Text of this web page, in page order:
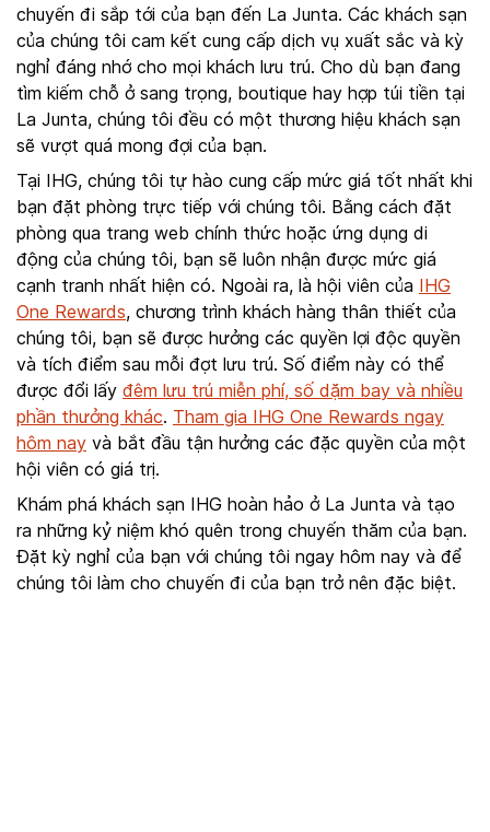
chuyến đi sắp tới của bạn đến La Junta. Các khách sạn
của chúng tôi cam kết cung cấp dịch vụ xuất sắc và kỳ
nghỉ đáng nhớ cho mọi khách lưu trú. Cho dù bạn đang
tìm kiếm chỗ ở sang trọng, boutique hay hợp túi tiền tại
La Junta, chúng tôi đều có một thương hiệu khách sạn
sẽ vượt quá mong đợi của bạn.
Tại IHG, chúng tôi tự hào cung cấp mức giá tốt nhất khi
bạn đặt phòng trực tiếp với chúng tôi. Bằng cách đặt
phòng qua trang web chính thức hoặc ứng dụng di
động của chúng tôi, bạn sẽ luôn nhận được mức giá
cạnh tranh nhất hiện có. Ngoài ra, là hội viên của IHG
One Rewards, chương trình khách hàng thân thiết của
chúng tôi, bạn sẽ được hưởng các quyền lợi độc quyền
và tích điểm sau mỗi đợt lưu trú. Số điểm này có thể
được đổi lấy đêm lưu trú miễn phí, số dặm bay và nhiều
phần thưởng khác. Tham gia IHG One Rewards ngay
hôm nay và bắt đầu tận hưởng các đặc quyền của một
hội viên có giá trị.
Khám phá khách sạn IHG hoàn hảo ở La Junta và tạo
ra những kỷ niệm khó quên trong chuyến thăm của bạn.
Đặt kỳ nghỉ của bạn với chúng tôi ngay hôm nay và để
chúng tôi làm cho chuyến đi của bạn trở nên đặc biệt.